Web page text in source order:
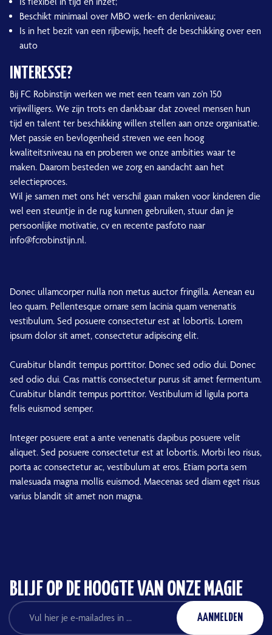
Beschikt minimaal over MBO werk- en denkniveau;
Is in het bezit van een rijbewijs, heeft de beschikking over een
auto
INTERESSE?
Bij FC Robinstijn werken we met een team van zo'n 150
vrijwilligers. We zijn trots en dankbaar dat zoveel mensen hun
tijd en talent ter beschikking willen stellen aan onze organisatie.
Met passie en bevlogenheid streven we een hoog
kwaliteitsniveau na en proberen we onze ambities waar te
maken. Daarom besteden we zorg en aandacht aan het
selectieproces.
Wil je samen met ons hét verschil gaan maken voor kinderen die
wel een steuntje in de rug kunnen gebruiken, stuur dan je
persoonlijke motivatie, cv en recente pasfoto naar
info@fcrobinstijn.nl.
Donec ullamcorper nulla non metus auctor fringilla. Aenean eu
leo quam. Pellentesque ornare sem lacinia quam venenatis
vestibulum. Sed posuere consectetur est at lobortis. Lorem
ipsum dolor sit amet, consectetur adipiscing elit.
Curabitur blandit tempus porttitor. Donec sed odio dui. Donec
sed odio dui. Cras mattis consectetur purus sit amet fermentum.
Curabitur blandit tempus porttitor. Vestibulum id ligula porta
felis euismod semper.
Integer posuere erat a ante venenatis dapibus posuere velit
aliquet. Sed posuere consectetur est at lobortis. Morbi leo risus,
porta ac consectetur ac, vestibulum at eros. Etiam porta sem
malesuada magna mollis euismod. Maecenas sed diam eget risus
varius blandit sit amet non magna.
BLIJF OP DE HOOGTE VAN ONZE MAGIE